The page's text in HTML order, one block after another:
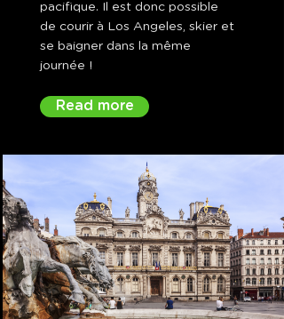
pacifique. Il est donc possible
de courir à Los Angeles, skier et
se baigner dans la même
journée !
Read more